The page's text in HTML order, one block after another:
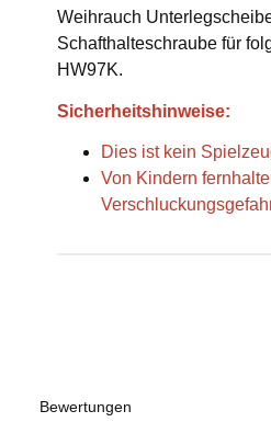
Weihrauch
Schafthalteschraube für
HW97K.
Sicherheitshinweise:
Dies ist kein
Von Kindern
Bewertungen